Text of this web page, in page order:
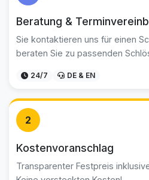
Beratung &
Sie kontaktieren uns für einen
beraten Sie zu passenden
24/7 DE & EN
2
Kostenvoranschlag
Transparenter Festpreis